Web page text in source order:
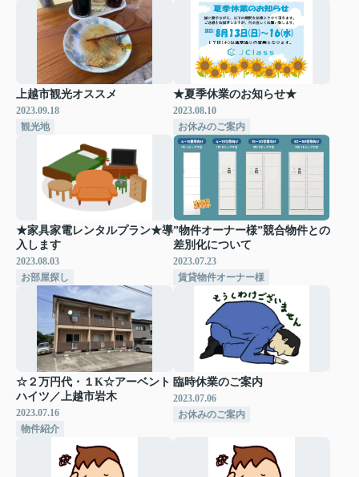
上越市観光オススメ
2023.09.18
観光地
★夏季休業のお知らせ★
2023.08.10
お休みのご案内
★家具家電レンタルプラン★導
入します
2023.08.03
お部屋探し
”物件オーナー様”競合物件との
差別化について
2023.07.23
賃貸物件オーナー様
☆２万円代・１K☆アーベント
ハイツ／上越市岩木
2023.07.16
物件紹介
臨時休業のご案内
2023.07.06
お休みのご案内